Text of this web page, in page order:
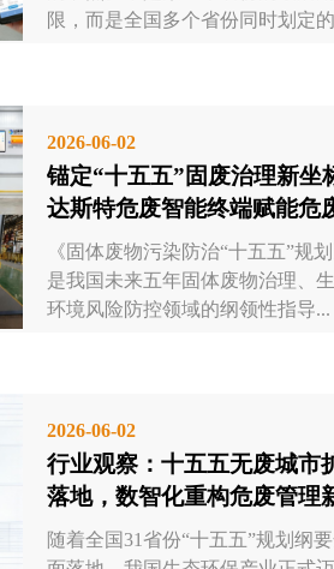
限，而是全国多个省份同时划定
2026-06-02
锚定“十五五”固废治理新坐
达斯特危废智能终端赋能危
生命周期合规管...
《固体废物污染防治“十五五”规划
是我国未来五年固体废物治理、
环境风险防控领域的纲领性指导...
2026-06-02
行业观察：十五五无废城市
落地，数智化重构危废管理
式
随着全国31省份“十五五”规划纲